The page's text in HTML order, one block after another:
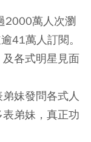
2000萬人次瀏
41萬人訂閱。
各式明星見面
妹發問各式人
弟妹，真正功